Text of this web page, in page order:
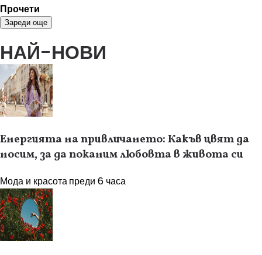
Прочети
Зареди още
НАЙ-НОВИ
Енергията на привличането: Какъв цвят да
носим, за да поканим любовта в живота си
Мода и красотапреди 6 часа